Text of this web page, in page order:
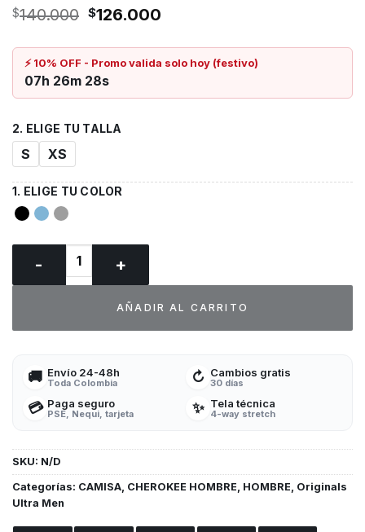
$140.000 El
original
era:
$140.000.
$126.000
actual
es:
⚡ 10% OFF - Promo valida solo hoy (festivo)
07h 26m 28s
S XS
Top Cherokee Originals ULTRA UNISEX Uniformes
AÑADIR AL CARRITO
🚚 Envío 24-48h
Toda Colombia ↻ Cambios gratis
30 días
💳 Paga seguro
PSE, Nequi, tarjeta ✨ Tela técnica
4-way stretch
SKU: N/D
Categorías: CAMISA, CHEROKEE HOMBRE, HOMBRE, Originals
Ultra Men